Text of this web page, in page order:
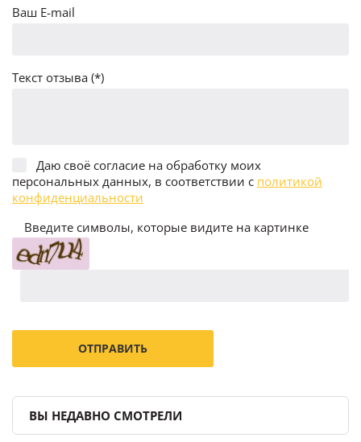
Ваш E-mail
Текст отзыва (*)
Даю своё согласие на обработку моих
персональных данных, в соответствии с политикой
конфиденциальности
Введите символы, которые видите на картинке
ВЫ НЕДАВНО СМОТРЕЛИ